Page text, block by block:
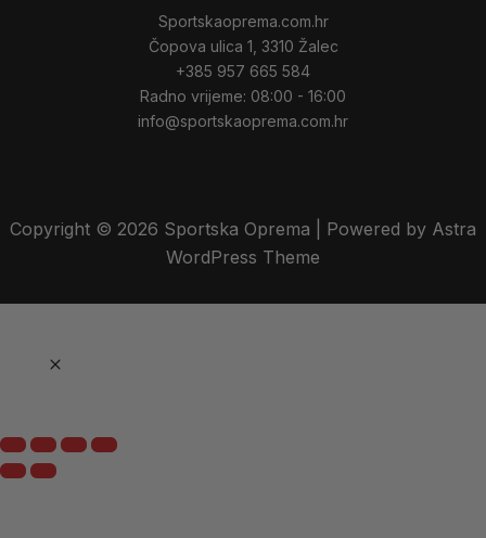
Sportskaoprema.com.hr
Čopova ulica 1, 3310 Žalec
+385 957 665 584
Radno vrijeme: 08:00 - 16:00
info@sportskaoprema.com.hr
Copyright © 2026 Sportska Oprema | Powered by Astra
WordPress Theme